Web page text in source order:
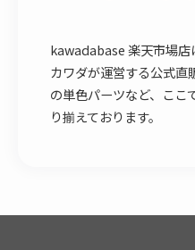
kawadabase 楽天市場店
カワダが運営する公式直
の単色パーツなど、ここ
り揃えております。